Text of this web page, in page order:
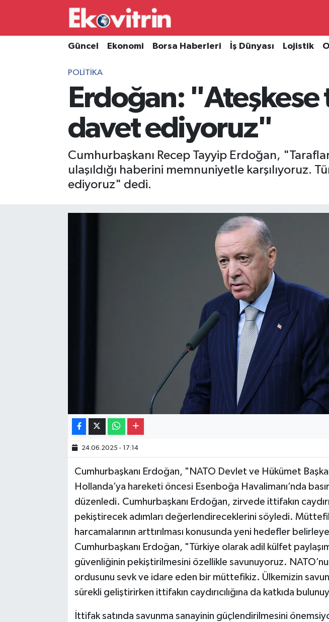
Güncel Ekonomi Borsa Haberleri İş Dünyası Lojistik
POLITIKA
Erdoğan:
davet ediyoruz"
Cumhurbaşkanı Recep Tayyip Erdoğan,
ulaşıldığı haberini memnuniyetle karşılıyoruz.
ediyoruz" dedi.
24.06.2025 - 17:14
Cumhurbaşkanı Erdoğan, "NATO Devlet ve Hükümet
Hollanda’ya hareketi öncesi Esenboğa Havalimanı’nda
düzenledi. Cumhurbaşkanı Erdoğan, zirvede ittifakın
pekiştirecek adımları değerlendireceklerini söyledi.
harcamalarının arttırılması konusunda yeni hedefler
Cumhurbaşkanı Erdoğan, "Türkiye olarak adil külfet
güvenliğinin pekiştirilmesini özellikle savunuyoruz.
ordusunu sevk ve idare eden bir müttefikiz. Ülkemizin
sürekli geliştirirken ittifakın caydırıcılığına da katkıda
İttifak satında savunma sanayinin güçlendirilmesini
Güncel
Borsa Haberleri
Hava Durumu
Süper Lig Puan Durumu ve Fikstür
Tüm Manşetler
Son Dakika Haberleri
Haber Arşivi